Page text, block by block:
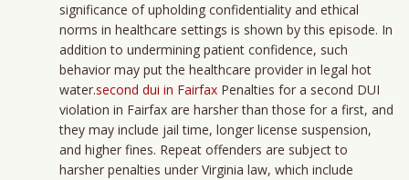
significance of upholding confidentiality and ethical
norms in healthcare settings is shown by this episode. In
addition to undermining patient confidence, such
behavior may put the healthcare provider in legal hot
water.second dui in Fairfax Penalties for a second DUI
violation in Fairfax are harsher than those for a first, and
they may include jail time, longer license suspension,
and higher fines. Repeat offenders are subject to
harsher penalties under Virginia law, which include